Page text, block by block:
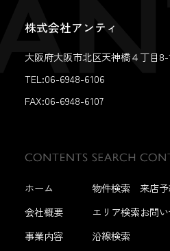
株式会社アンティ
大阪府大阪市北区天神橋４丁目
TEL:06-6948-6106
FAX:06-6948-6107
ホーム
会社概要
事業内容
物件検索
エリア検索
沿線検索
来店
お問